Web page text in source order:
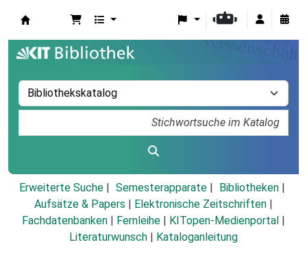
Erweiterte Suche Semesterapparate
Bibliotheken
Aufsätze & Papers
Elektronische Zeitschriften
Fachdatenbanken
Fernleihe KITopen-Medienportal
Literaturwunsch
Kataloganleitung